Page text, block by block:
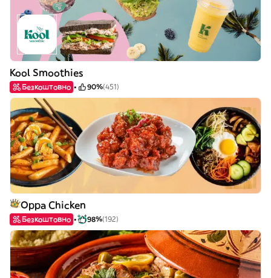
Kool Smoothies
Безкоштовно 90%(451)
Oppa Chicken
Безкоштовно 98%(192)